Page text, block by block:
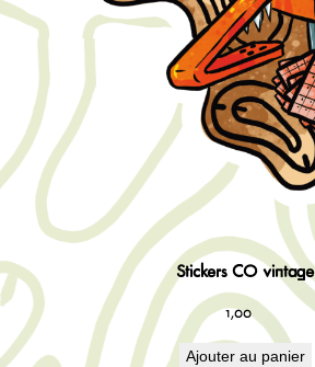
Stickers CO vintage
1,00 €
Ajouter au panier